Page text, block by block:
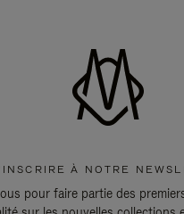
À NOTRE
pour faire partie des